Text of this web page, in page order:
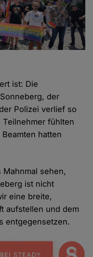
ist: Die
der
Polizei verlief so
fühlten
hatten
sehen,
ist nicht
eine breite,
aufstellen und dem
entgegensetzen.